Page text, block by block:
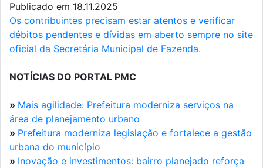
Publicado em 18.11.2025
Os contribuintes precisam estar atentos e verificar
débitos pendentes e dívidas em aberto sempre no site
oficial da Secretária Municipal de Fazenda.
NOTÍCIAS DO PORTAL PMC
» Mais agilidade: Prefeitura moderniza serviços na
área de planejamento urbano
» Prefeitura moderniza legislação e fortalece a gestão
urbana do município
» Inovação e investimentos: bairro planejado reforça